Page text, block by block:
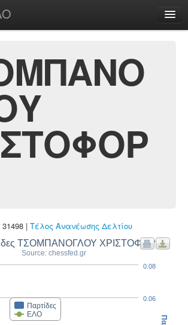
| Τέλος Ανανέωσης Δελτίου
ΤΣΟΜΠΑΝΟΓΛΟΥ ΧΡΙΣΤΟΦΟΡΟΣ
Source: chessfed.gr
Παρτίδες
ΕΛΟ
0.06
0.08